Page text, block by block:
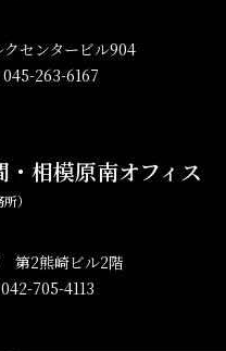
センタービル904
263-6167
相模原南オフィス
）
第2熊崎ビル2階
705-4113